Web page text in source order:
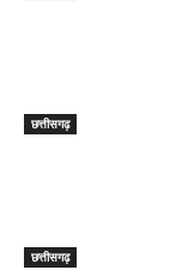
छत्तीसगढ़
छत्तीसगढ़